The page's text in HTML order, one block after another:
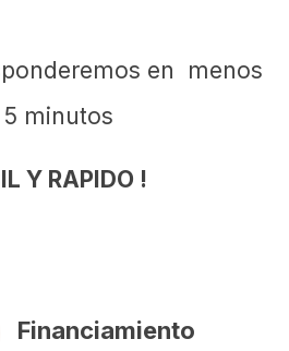
en menos
5 minutos
Y RAPIDO !
Financiamiento